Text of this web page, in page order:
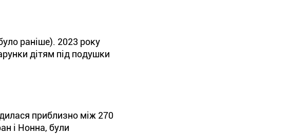
раніше). 2023 року
дітям під подушки
приблизно між 270
і Нонна, були